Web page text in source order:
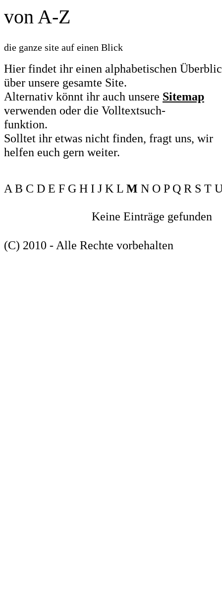
von A-Z
die ganze site auf einen Blick
Hier findet ihr einen alphabetischen
über unsere gesamte Site.
Alternativ könnt ihr auch unsere Sitemap
verwenden oder die Volltextsuch-
funktion.
Solltet ihr etwas nicht finden, fragt uns, wir
helfen euch gern weiter.
A B C D E F G H I J K L M N O P Q R S T
Keine Einträge gefunden
(C) 2010 - Alle Rechte vorbehalten